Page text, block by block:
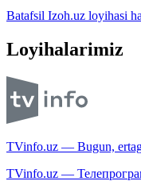
Batafsil Izoh.uz loyihasi
Loyihalarimiz
TVinfo.uz — Bugun,
TVinfo.uz —